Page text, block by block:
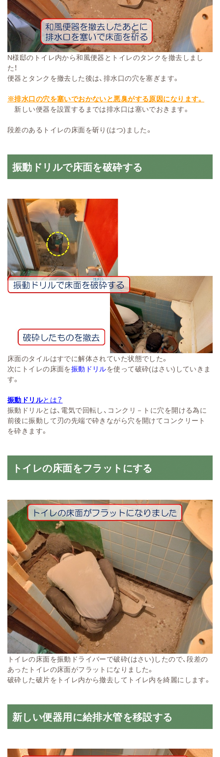
N様邸のトイレ内から和風便器とトイレのタンクを撤去しまし
た！
便器とタンクを撤去した後は、排水口の穴を塞ぎます。
※排水口の穴を塞いでおかないと悪臭がする原因になります。
新しい便器を設置するまでは排水口は塞いでおきます。
段差のあるトイレの床面を斫り(はつ)ました。
振動ドリルで床面を破砕する
床面のタイルはすでに解体されていた状態でした。
次にトイレの床面を振動ドリルを使って破砕(はさい)していきま
す。
振動ドリルとは？
振動ドリルとは、電気で回転し、コンクリ－トに穴を開ける為に
前後に振動して刃の先端で砕きながら穴を開けてコンクリート
を砕きます。
トイレの床面をフラットにする
トイレの床面を振動ドライバーで破砕(はさい)したので、段差の
あったトイレの床面がフラットになりました。
破砕した破片をトイレ内から撤去してトイレ内を綺麗にします。
新しい便器用に給排水管を移設する